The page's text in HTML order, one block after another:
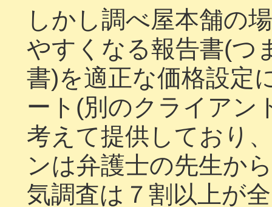
しかし調べ屋本舗の
やすくなる報告書(つ
書)を適正な価格設定
ート(別のクライアン
考えて提供しており
ンは弁護士の先生か
気調査は７割以上が